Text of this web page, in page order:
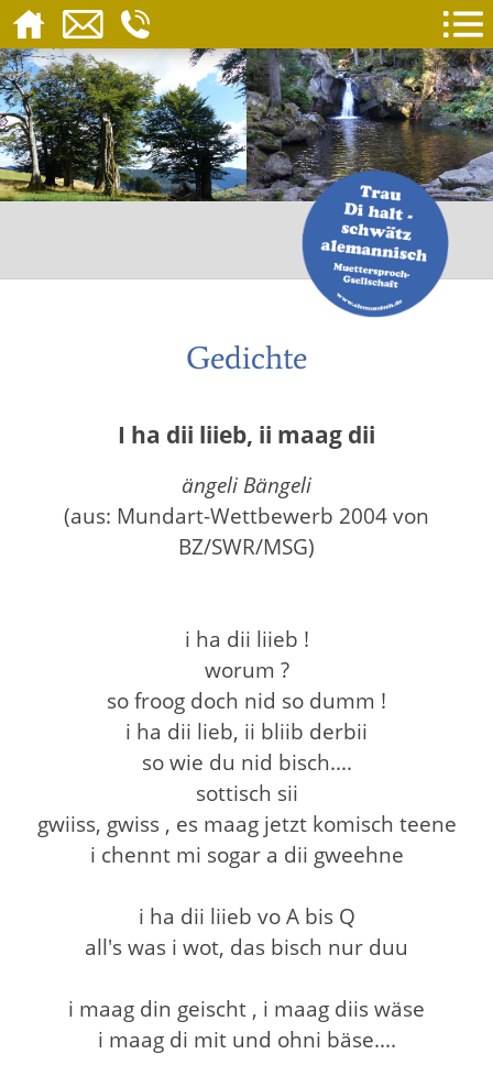
Gedichte
I ha dii liieb, ii maag dii
ängeli Bängeli
(aus: Mundart-Wettbewerb 2004 von
BZ/SWR/MSG)
i ha dii liieb !
worum ?
so froog doch nid so dumm !
i ha dii lieb, ii bliib derbii
so wie du nid bisch....
sottisch sii
gwiiss, gwiss , es maag jetzt komisch teene
i chennt mi sogar a dii gweehne
i ha dii liieb vo A bis Q
all's was i wot, das bisch nur duu
i maag din geischt , i maag diis wäse
i maag di mit und ohni bäse....